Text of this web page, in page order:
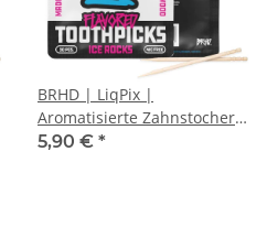
BRHD | LiqPix |
Aromatisierte Zahnstocher |
Ice Rocks
5,90 € *